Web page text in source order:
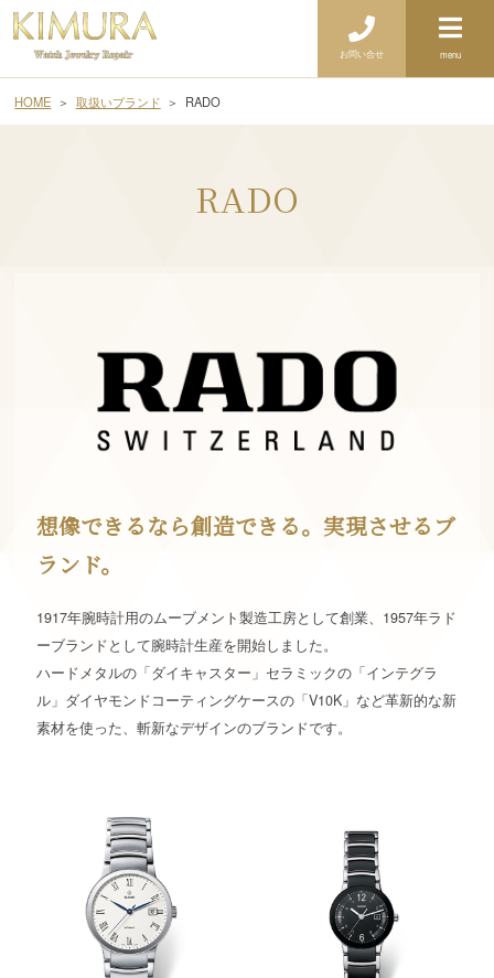
お問い合せ menu
HOME 取扱いブランド RADO
RADO
想像できるなら創造できる。実現させるブ
ランド。
1917年腕時計用のムーブメント製造工房として創業、1957年ラド
ーブランドとして腕時計生産を開始しました。
ハードメタルの「ダイキャスター」セラミックの「インテグラ
ル」ダイヤモンドコーティングケースの「V10K」など革新的な新
素材を使った、斬新なデザインのブランドです。